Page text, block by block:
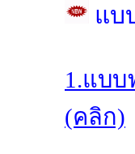
แบ
1.แบ
(คลิก)